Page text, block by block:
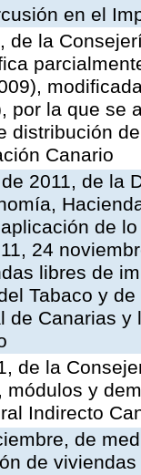
en el
de la
por la que se
distribución
Canario
2011, de la
de
24
libres de
Tabaco y
de Canarias
de la
y
Indirecto
de
de